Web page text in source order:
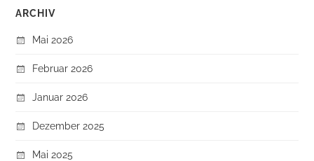
ARCHIV
Mai 2026
Februar 2026
Januar 2026
Dezember 2025
Mai 2025